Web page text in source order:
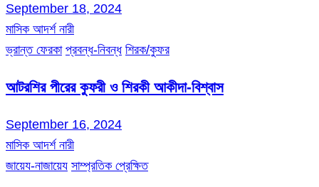
September 18, 2024
মাসিক আদর্শ নারী
ভ্রান্ত ফেরকা প্রবন্ধ-নিবন্ধ শিরক/কুফর
আটরশির পীরের কুফরী ও শিরকী আকীদা-বিশ্বাস
September 16, 2024
মাসিক আদর্শ নারী
জায়েয-নাজায়েয সাম্প্রতিক প্রেক্ষিত